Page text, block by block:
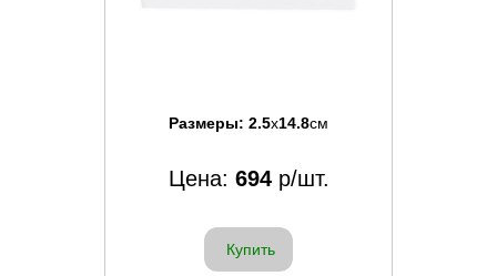
Размеры: 2.5x14.8см
Цена: 694р/шт.
Купить